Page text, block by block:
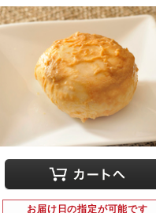
お届け日の指定が可能です